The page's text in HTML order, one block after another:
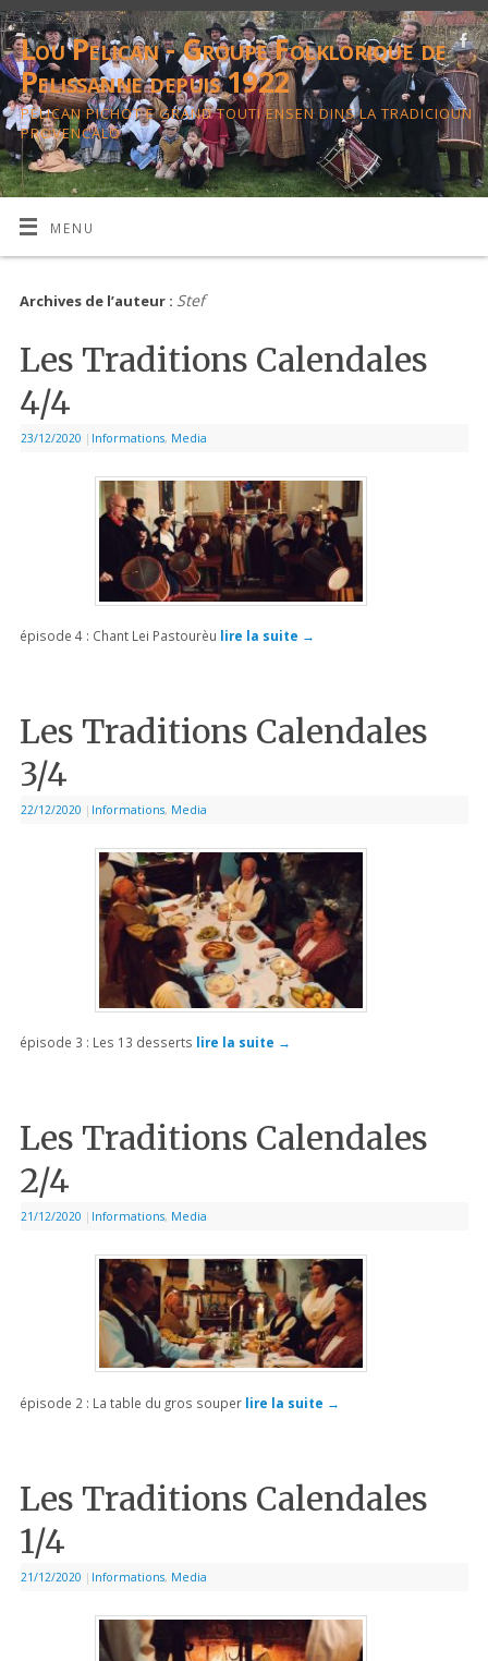
Lou Pelican - Groupe Folklorique de
Pelissanne depuis 1922
PELICAN PICHOT E GRAND TOUTI ENSEN DINS LA TRADICIOUN
PROVENCALO
MENU
Archives de l’auteur : Stef
Les Traditions Calendales
4/4
23/12/2020 | Informations, Media
épisode 4 : Chant Lei Pastourèu lire la suite →
Les Traditions Calendales
3/4
22/12/2020 | Informations, Media
épisode 3 : Les 13 desserts lire la suite →
Les Traditions Calendales
2/4
21/12/2020 | Informations, Media
épisode 2 : La table du gros souper lire la suite →
Les Traditions Calendales
1/4
21/12/2020 | Informations, Media